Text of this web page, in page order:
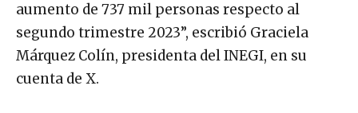
aumento de 737 mil personas respecto al
segundo trimestre 2023”, escribió Graciela
Márquez Colín, presidenta del INEGI, en su
cuenta de X.